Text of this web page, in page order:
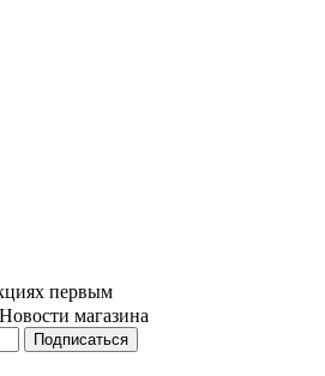
первым
Новости магазина